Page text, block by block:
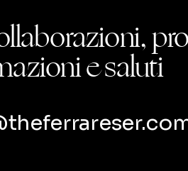
e saluti